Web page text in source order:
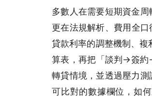
多數人在需要短期資金
更在法規解析、費用全
貸款利率的調整機制、
算表，再把「談判→簽約
轉貸情境，並透過壓力
可比對的數據欄位，如